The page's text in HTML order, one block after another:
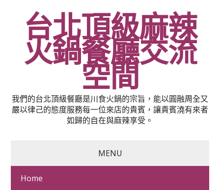
台北頂級麻辣
火鍋餐廳交流
空間
我們的台北頂級餐廳是川食火鍋的宗旨，能以圓融周全又
嚴以律己的態度服務每一位來店的貴賓，讓貴賓澆有來者
如歸的自在與麻辣享受。
MENU
Home